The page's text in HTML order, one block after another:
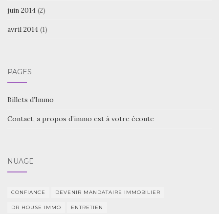
juin 2014 (2)
avril 2014 (1)
PAGES
Billets d’Immo
Contact, a propos d’immo est à votre écoute
NUAGE
CONFIANCE DEVENIR MANDATAIRE IMMOBILIER
DR HOUSE IMMO ENTRETIEN